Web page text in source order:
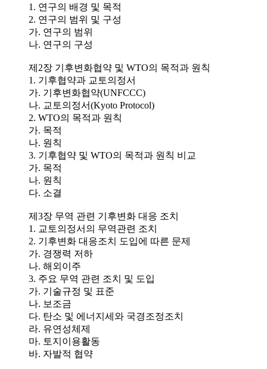
1. 연구의 배경 및 목적
2. 연구의 범위 및 구성
가. 연구의 범위
나. 연구의 구성
제2장 기후변화협약 및 WTO의 목적과 원칙
1. 기후협약과 교토의정서
가. 기후변화협약(UNFCCC)
나. 교토의정서(Kyoto Protocol)
2. WTO의 목적과 원칙
가. 목적
나. 원칙
3. 기후협약 및 WTO의 목적과 원칙 비교
가. 목적
나. 원칙
다. 소결
제3장 무역 관련 기후변화 대응 조치
1. 교토의정서의 무역관련 조치
2. 기후변화 대응조치 도입에 따른 문제
가. 경쟁력 저하
나. 해외이주
3. 주요 무역 관련 조치 및 도입
가. 기술규정 및 표준
나. 보조금
다. 탄소 및 에너지세와 국경조정조치
라. 유연성체제
마. 토지이용활동
바. 자발적 협약